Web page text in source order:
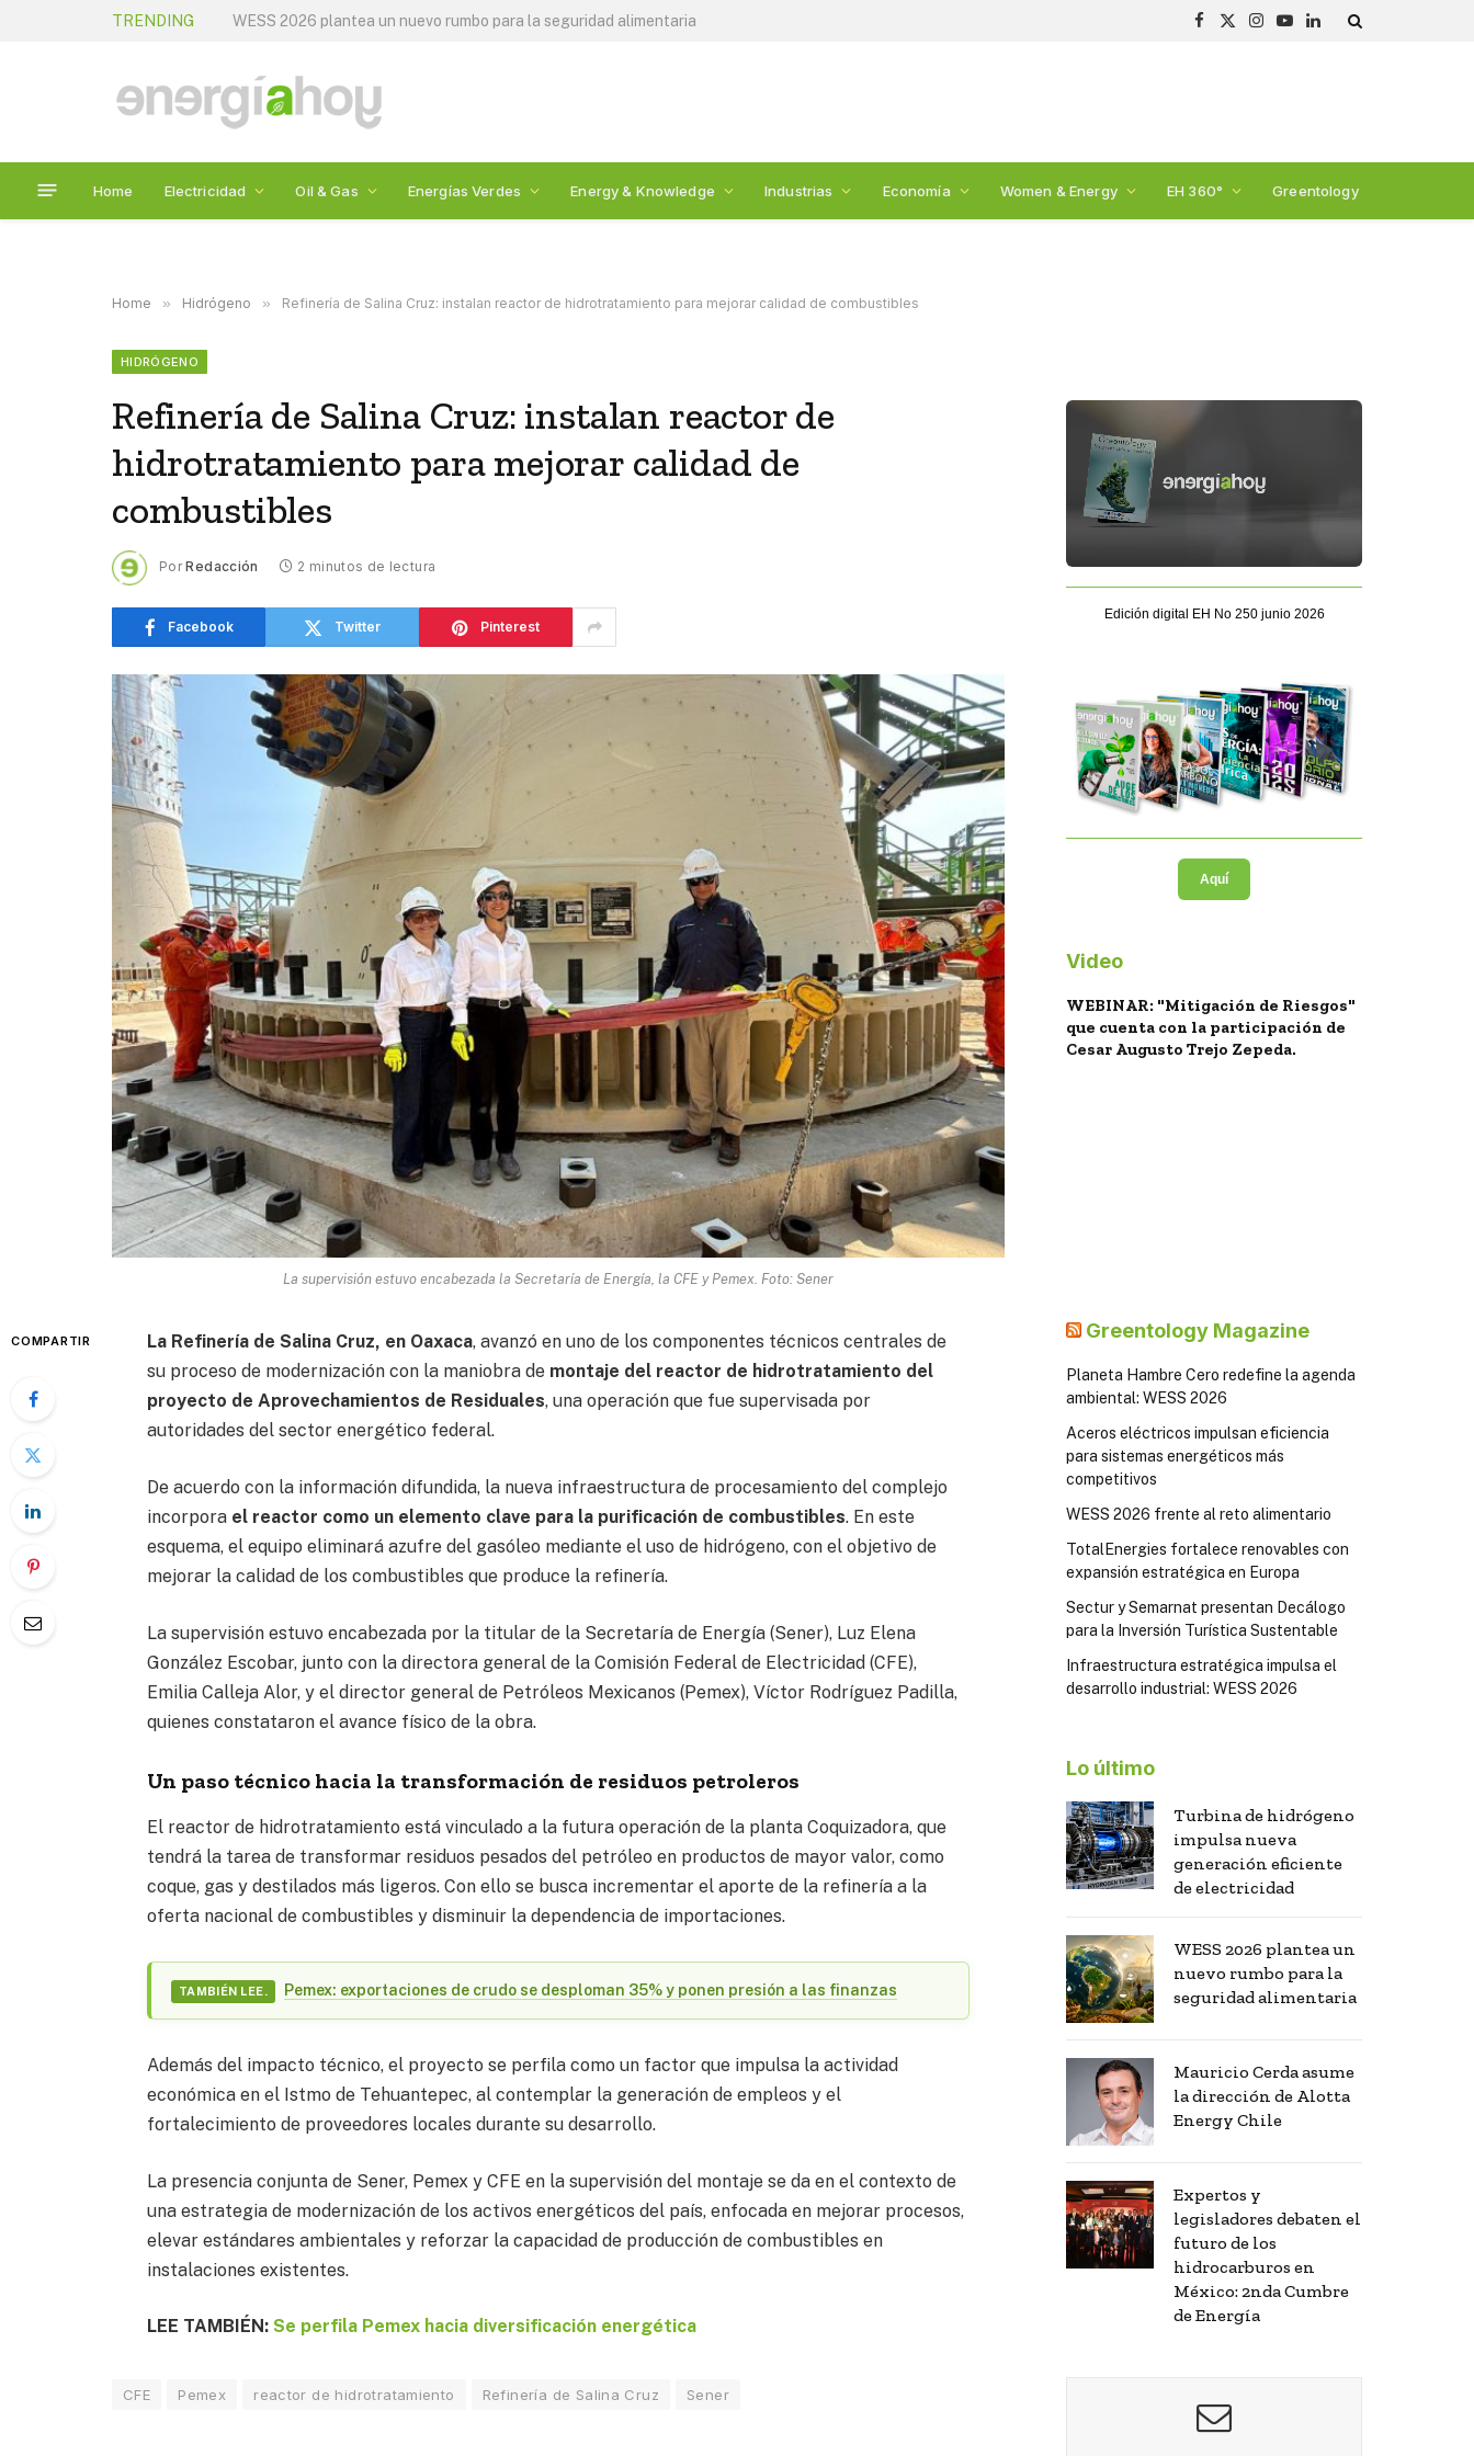
TRENDING Mauricio Cerda asume la dirección de Alotta Energy Chile
Facebook
X
Instagram
YouTubeLinkedIn
Home Electricidad Oil & Gas Energías Verdes Energy & Knowledge Industrias Economía Women & Energy EH 360° Greentology
Home » Hidrógeno » Refinería de Salina Cruz: instalan reactor de hidrotratamiento para mejorar calidad de combustibles
HIDRÓGENO
Refinería de Salina Cruz: instalan reactor de
hidrotratamiento para mejorar calidad de
combustibles
Por Redacción 2 minutos de lectura
Facebook Twitter Pinterest
La supervisión estuvo encabezada la Secretaría de Energía, la CFE y Pemex. Foto: Sener
COMPARTIR La Refinería de Salina Cruz, en Oaxaca, avanzó en uno de los componentes técnicos centrales de
su proceso de modernización con la maniobra de montaje del reactor de hidrotratamiento del
proyecto de Aprovechamientos de Residuales, una operación que fue supervisada por
autoridades del sector energético federal.
De acuerdo con la información difundida, la nueva infraestructura de procesamiento del complejo
incorpora el reactor como un elemento clave para la purificación de combustibles. En este
esquema, el equipo eliminará azufre del gasóleo mediante el uso de hidrógeno, con el objetivo de
mejorar la calidad de los combustibles que produce la refinería.
La supervisión estuvo encabezada por la titular de la Secretaría de Energía (Sener), Luz Elena
González Escobar, junto con la directora general de la Comisión Federal de Electricidad (CFE),
Emilia Calleja Alor, y el director general de Petróleos Mexicanos (Pemex), Víctor Rodríguez Padilla,
quienes constataron el avance físico de la obra.
Un paso técnico hacia la transformación de residuos petroleros
El reactor de hidrotratamiento está vinculado a la futura operación de la planta Coquizadora, que
tendrá la tarea de transformar residuos pesados del petróleo en productos de mayor valor, como
coque, gas y destilados más ligeros. Con ello se busca incrementar el aporte de la refinería a la
oferta nacional de combustibles y disminuir la dependencia de importaciones.
TAMBIÉN LEE. Pemex: exportaciones de crudo se desploman 35% y ponen presión a las finanzas
Además del impacto técnico, el proyecto se perfila como un factor que impulsa la actividad
económica en el Istmo de Tehuantepec, al contemplar la generación de empleos y el
fortalecimiento de proveedores locales durante su desarrollo.
La presencia conjunta de Sener, Pemex y CFE en la supervisión del montaje se da en el contexto de
una estrategia de modernización de los activos energéticos del país, enfocada en mejorar procesos,
elevar estándares ambientales y reforzar la capacidad de producción de combustibles en
instalaciones existentes.
LEE TAMBIÉN:Se perfila Pemex hacia diversificación energética
CFE Pemex reactor de hidrotratamiento Refinería de Salina Cruz Sener
Edición digital EH No 250 junio 2026
Aquí
Video
WEBINAR: "Mitigación de Riesgos"
que cuenta con la participación de
Cesar Augusto Trejo Zepeda.
Greentology Magazine
Planeta Hambre Cero redefine la agenda
ambiental: WESS 2026
Aceros eléctricos impulsan eficiencia
para sistemas energéticos más
competitivos
WESS 2026 frente al reto alimentario
TotalEnergies fortalece renovables con
expansión estratégica en Europa
Sectur y Semarnat presentan Decálogo
para la Inversión Turística Sustentable
Infraestructura estratégica impulsa el
desarrollo industrial: WESS 2026
Lo último
Turbina de hidrógeno
impulsa nueva
generación eficiente
de electricidad
WESS 2026 plantea un
nuevo rumbo para la
seguridad alimentaria
Mauricio Cerda asume
la dirección de Alotta
Energy Chile
Expertos y
legisladores debaten el
futuro de los
hidrocarburos en
México: 2nda Cumbre
de Energía